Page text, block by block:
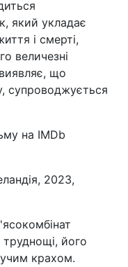
який укладає
і смерті,
величезні
що
супроводжується
на IMDb
2023,
труднощі, його
крахом.